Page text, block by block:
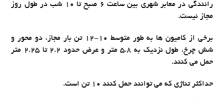
رانندگی در معابر شهری بین ساعت 6 صبح تا 10 شب در طول روز
مجاز نیست.
برخی از کامیون ها به طور متوسط ​​10-12 تن بار مجاز، دو محور و
شش چرخ، طول نزدیک به 5.8 متر و عرض حدود 2.2 تا 2.25 متر
حمل می کنند.
حداکثر تناژی که می توانند حمل کنند 10 تن است.